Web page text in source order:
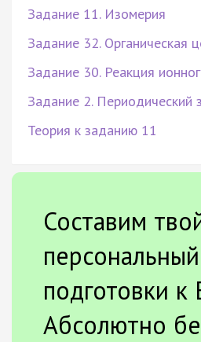
Задание 11. Изомерия
Задание 32. Органическая
Задание 30. Реакция
Задание 2. Периодический
Теория к заданию 11
Составим
подготовки к
Абсолютно